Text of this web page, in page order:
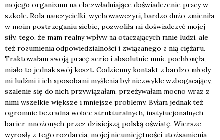
moje­go orga­ni­zmu na obez­wład­nia­ją­ce doświad­cze­nie pra­cy w
szko­le. Rola nauczy­ciel­ki, wycho­waw­czy­ni, bar­dzo dużo zmie­ni­ła
w moim postrze­ga­niu sie­bie, pozwo­li­ła mi doświad­czyć mojej
siły, tego, że mam real­ny wpływ na ota­cza­ją­cych mnie ludzi, ale
też rozu­mie­nia odpo­wie­dzial­no­ści i zwią­za­ne­go z nią cię­ża­ru.
Trak­to­wa­łam swo­ją pra­cę serio i abso­lut­nie mnie pochło­nę­ła,
mia­ło to jed­nak swój koszt. Codzien­ny kon­takt z bar­dzo mło­dy­
mi ludź­mi i ich spo­so­ba­mi myśle­nia był nie­zwy­kle wzbo­ga­ca­ją­cy,
sza­le­nie się do nich przy­wią­za­łam, prze­ży­wa­łam moc­no wraz z
nimi wszel­kie więk­sze i mniej­sze pro­ble­my. Byłam jed­nak też
ogrom­nie bez­rad­na wobec struk­tu­ral­nych, insty­tu­cjo­nal­nych
barier mno­żo­nych przez dzi­siej­szą pol­ską oświa­tę. Wier­sze
wyro­sły z tego roz­dar­cia, mojej nie­umie­jęt­no­ści utoż­sa­mie­nia